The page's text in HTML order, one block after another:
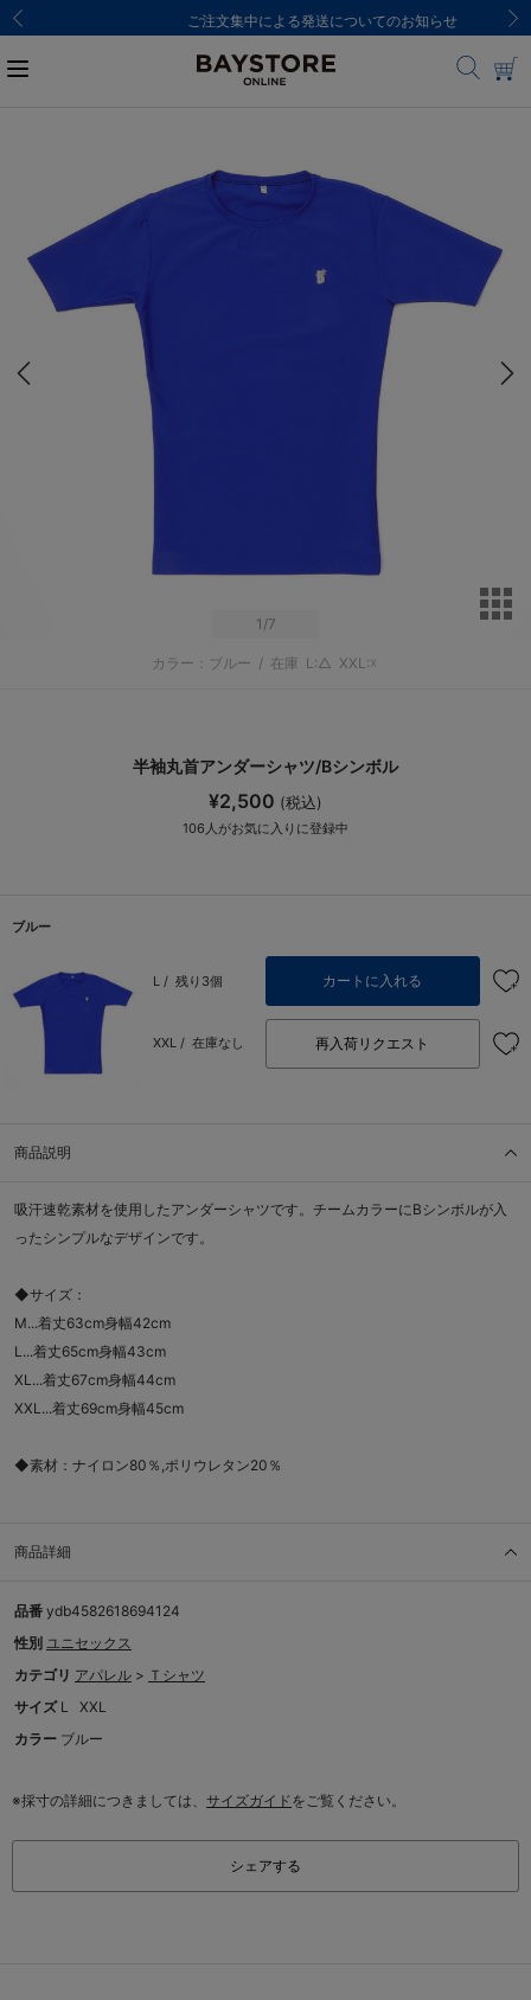
ご注文集中による発送についてのお知らせ
1 /7
カラー：ブルー / 在庫 L:△ XXL:☓
半袖丸首アンダーシャツ/Bシンボル
¥2,500 (税込)
106 人がお気に入りに登録中
ブルー
L / 残り3個 カートに入れる
XXL / 在庫なし 再入荷リクエスト
商品説明
吸汗速乾素材を使用したアンダーシャツです。チームカラーにBシンボルが入
ったシンプルなデザインです。
◆サイズ：
M...着丈63cm身幅42cm
L...着丈65cm身幅43cm
XL...着丈67cm身幅44cm
XXL...着丈69cm身幅45cm
◆素材：ナイロン80％,ポリウレタン20％
商品詳細
品番 ydb4582618694124
性別 ユニセックス
カテゴリ アパレル > Ｔシャツ
サイズ L
XXL
カラー ブルー
※採寸の詳細につきましては、 サイズガイドをご覧ください。
シェアする